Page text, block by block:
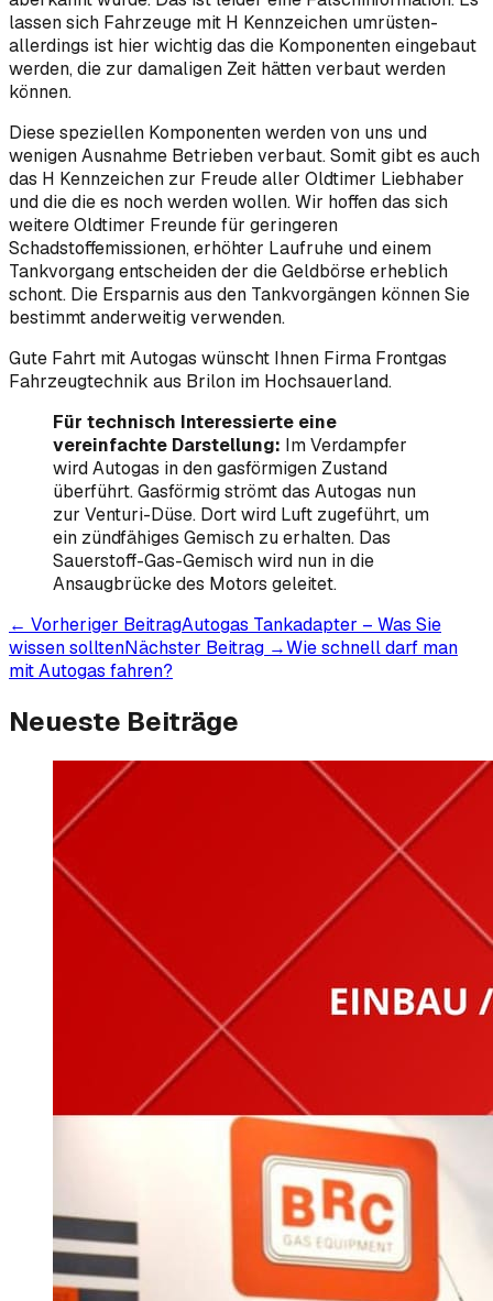
lassen sich Fahrzeuge mit H Kennzeichen umrüsten-
allerdings ist hier wichtig das die Komponenten eingebaut
werden, die zur damaligen Zeit hätten verbaut werden
können.
Diese speziellen Komponenten werden von uns und
wenigen Ausnahme Betrieben verbaut. Somit gibt es auch
das H Kennzeichen zur Freude aller Oldtimer Liebhaber
und die die es noch werden wollen. Wir hoffen das sich
weitere Oldtimer Freunde für geringeren
Schadstoffemissionen, erhöhter Laufruhe und einem
Tankvorgang entscheiden der die Geldbörse erheblich
schont. Die Ersparnis aus den Tankvorgängen können Sie
bestimmt anderweitig verwenden.
Gute Fahrt mit Autogas wünscht Ihnen Firma Frontgas
Fahrzeugtechnik aus Brilon im Hochsauerland.
Für technisch Interessierte eine
vereinfachte Darstellung: Im Verdampfer
wird Autogas in den gasförmigen Zustand
überführt. Gasförmig strömt das Autogas nun
zur Venturi-Düse. Dort wird Luft zugeführt, um
ein zündfähiges Gemisch zu erhalten. Das
Sauerstoff-Gas-Gemisch wird nun in die
Ansaugbrücke des Motors geleitet.
← Vorheriger BeitragAutogas Tankadapter – Was Sie
wissen solltenNächster Beitrag →Wie schnell darf man
mit Autogas fahren?
Neueste Beiträge